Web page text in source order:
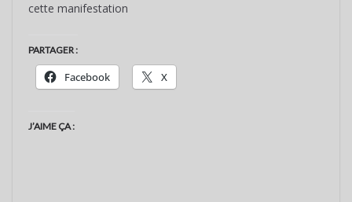
cette manifestation
PARTAGER :
Facebook X
J’AIME ÇA :